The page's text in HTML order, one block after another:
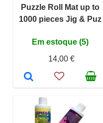
Puzzle Roll Mat up to
1000 pieces Jig & Puz
Em estoque (5)
14,00 €